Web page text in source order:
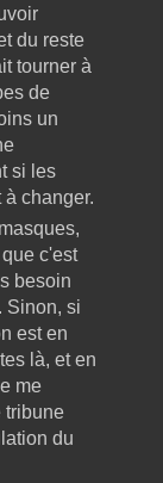
du reste
tourner à
de
un
si les
changer.
c'est
besoin
Sinon, si
est en
là, et en
me
tribune
du